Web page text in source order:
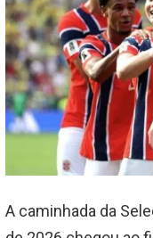
A caminhada da